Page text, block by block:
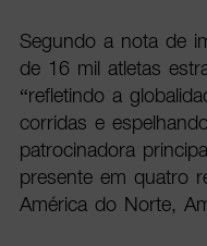
Segundo a nota de
de 16 mil atletas
“refletindo a
corridas e
patrocinadora
presente em quatro
América do Norte,